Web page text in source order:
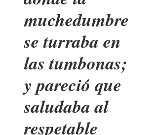
muchedumbre
se turraba en
las tumbonas;
y pareció que
saludaba al
respetable